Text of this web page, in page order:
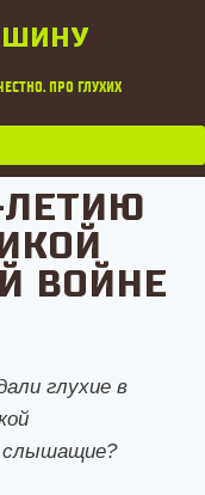
ПРО ГЛУХИХ
ЛЕТИЮ
ВОЙНЕ
глухие в
слышащие?